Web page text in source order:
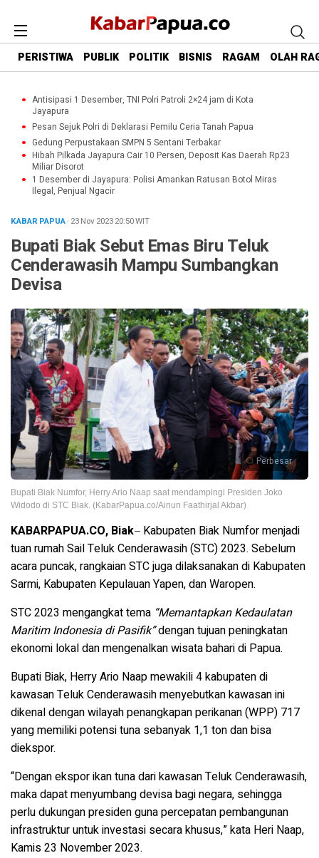
PERISTIWA PUBLIK POLITIK BISNIS RAGAM OLAH
Antisipasi 1 Desember, TNI Polri Patroli 2×24 jam di Kota
Jayapura
Pesan Sejuk Polri di Deklarasi Pemilu Ceria Tanah Papua
Gedung Perpustakaan SMPN 5 Sentani Terbakar
Hibah Pilkada Jayapura Cair 10 Persen, Deposit Kas Daerah Rp23
Miliar Disorot
1 Desember di Jayapura: Polisi Amankan Ratusan Botol Miras
Ilegal, Penjual Ngacir
KABAR PAPUA· 23 Nov 202320:50WIT
Bupati Biak Sebut Emas Biru Teluk
Cenderawasih Mampu Sumbangkan
Devisa
Perbesar
Bupati Biak Numfor, Herry Ario Naap saat mendampingi Presiden Joko
Widodo di STC Biak. (KabarPapua.co/Ainun Faathirjal Akbar)
KABARPAPUA.CO, Biak– Kabupaten Biak Numfor menjadi
tuan rumah Sail Teluk Cenderawasih (STC) 2023. Sebelum
acara puncak, rangkaian STC juga dilaksanakan di Kabupaten
Sarmi, Kabupaten Kepulauan Yapen, dan Waropen.
STC 2023 mengangkat tema “Memantapkan Kedaulatan
Maritim Indonesia di Pasifik”dengan tujuan peningkatan
ekonomi lokal dan mengenalkan wisata bahari di Papua.
Bupati Biak, Herry Ario Naap mewakili 4 kabupaten di
kawasan Teluk Cenderawasih menyebutkan kawasan ini
dikenal dengan wilayah penangkapan perikanan (WPP) 717
yang memiliki potensi tuna sebanyak 1,1 ton dan bisa
diekspor.
“Dengan ekspor ikan tuna dari kawasan Teluk Cenderawasih,
maka dapat menyumbang devisa bagi negara, sehingga
perlu dukungan presiden guna percepatan pembangunan
infrastruktur untuk investasi secara khusus,” kata Heri Naap,
Kamis 23 November 2023.